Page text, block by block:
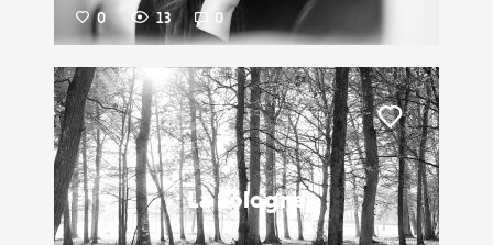
0 13 0
La Sologne
Liker